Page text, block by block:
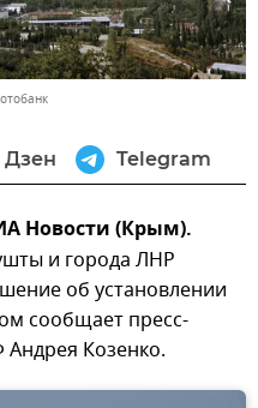
Дзен Telegram
Новости (Крым).
и города ЛНР
об установлении
сообщает пресс-
Андрея Козенко.